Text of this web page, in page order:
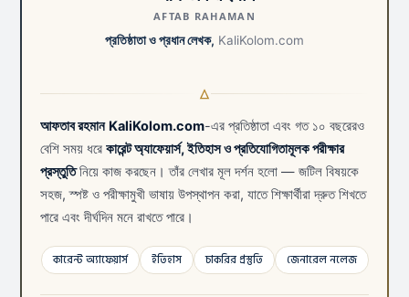
AFTAB RAHAMAN
প্রতিষ্ঠাতা ও প্রধান লেখক, KaliKolom.com
আফতাব রহমান KaliKolom.com-এর প্রতিষ্ঠাতা এবং গত ১০ বছরেরও
বেশি সময় ধরে কারেন্ট অ্যাফেয়ার্স, ইতিহাস ও প্রতিযোগিতামূলক পরীক্ষার
প্রস্তুতিনিয়ে কাজ করছেন। তাঁর লেখার মূল দর্শন হলো — জটিল বিষয়কে
সহজ, স্পষ্ট ও পরীক্ষামুখী ভাষায় উপস্থাপন করা, যাতে শিক্ষার্থীরা দ্রুত শিখতে
পারে এবং দীর্ঘদিন মনে রাখতে পারে।
কারেন্ট অ্যাফেয়ার্স ইতিহাস চাকরির প্রস্তুতি জেনারেল নলেজ